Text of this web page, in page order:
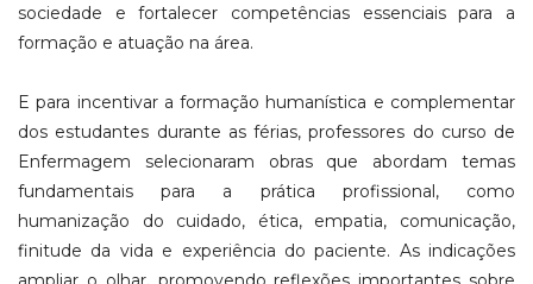
sociedade e fortalecer competências essenciais para a
formação e atuação na área.
E para incentivar a formação humanística e complementar
dos estudantes durante as férias, professores do curso de
Enfermagem selecionaram obras que abordam temas
fundamentais para a prática profissional, como
humanização do cuidado, ética, empatia, comunicação,
finitude da vida e experiência do paciente. As indicações